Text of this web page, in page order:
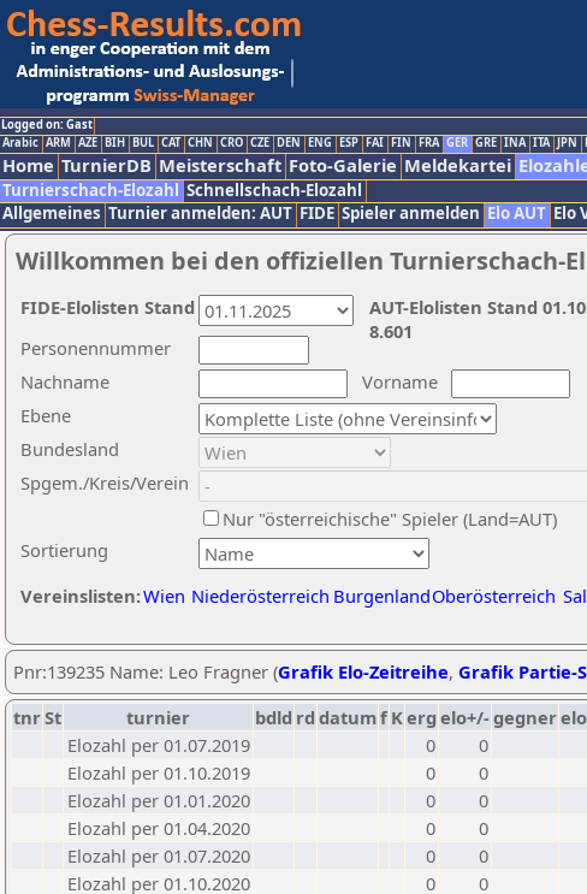
Logged on: Gast
Arabic ARM AZE BIH BUL CAT CHN CRO CZE DEN ENG ESP FAI FIN FRA GER GRE INA ITA JPN
Home TurnierDB Meisterschaft Foto-Galerie Meldekartei
Turnierschach-Elozahl Schnellschach-Elozahl
Allgemeines Turnier anmelden: AUT FIDE Spieler anmelden Elo AUT Elo
Willkommen bei den offiziellen Turnierschach-
Nachname
Vorname
Ebene
Sortierung
Personennummer
Bundesland
Spgem./Kreis/Verein
Nur "österreichische" Spieler (Land=AUT)
Vereinslisten:Wien Niederösterreich BurgenlandOberösterreich
AUT-Elolisten Stand
8.601
FIDE-Elolisten Stand
Pnr:139235 Name: Leo Fragner (Grafik Elo-Zeitreihe, Grafik Partie-
tnrSt turnier bdld rd datumf Kerg elo+/-gegnerelo
Elozahl per 01.07.2019
0
0
Elozahl per 01.10.2019
0
0
Elozahl per 01.01.2020
0
0
Elozahl per 01.04.2020
0
0
Elozahl per 01.07.2020
0
0
Elozahl per 01.10.2020
0
0